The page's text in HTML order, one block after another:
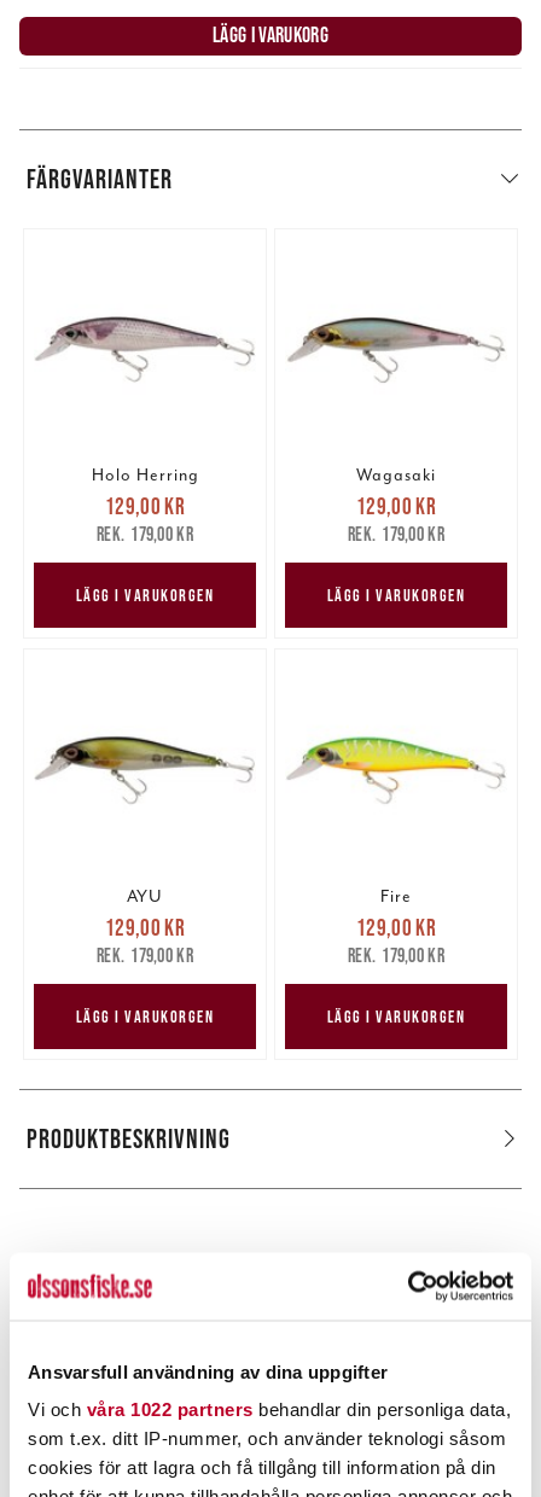
Ansvarsfull användning av dina uppgifter
Vi och våra 1022 partners behandlar din personliga data,
som t.ex. ditt IP-nummer, och använder teknologi såsom
cookies för att lagra och få tillgång till information på din
LÄGG I VARUKORG
FÄRGVARIANTER
Holo Herring
Nuvarande pris
129,00 krTidigare pris
179,00 kr
129,00 kr
179,00 kr
LÄGG I VARUKORGEN
Wagasaki
Nuvarande pris
129,00 krTidigare pris
179,00 kr
129,00 kr
179,00 kr
LÄGG I VARUKORGEN
AYU
Nuvarande pris
129,00 krTidigare pris
179,00 kr
129,00 kr
179,00 kr
LÄGG I VARUKORGEN
Fire
Nuvarande pris
129,00 krTidigare pris
179,00 kr
129,00 kr
179,00 kr
LÄGG I VARUKORGEN
PRODUKTBESKRIVNING
POPULÄRT JUST NU